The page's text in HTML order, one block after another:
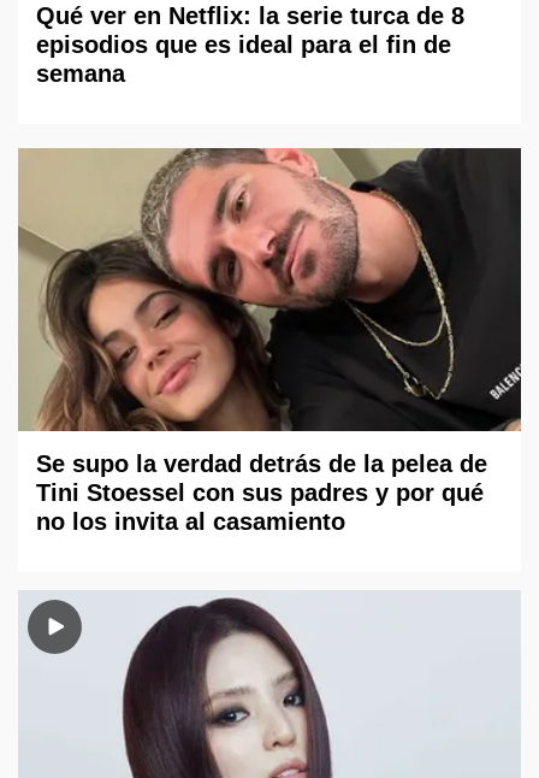
Qué ver en Netflix: la serie turca de 8
episodios que es ideal para el fin de
semana
Se supo la verdad detrás de la pelea de
Tini Stoessel con sus padres y por qué
no los invita al casamiento